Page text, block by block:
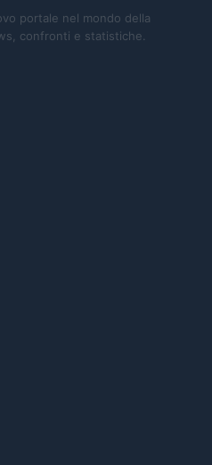
portale nel mondo della
confronti e statistiche.